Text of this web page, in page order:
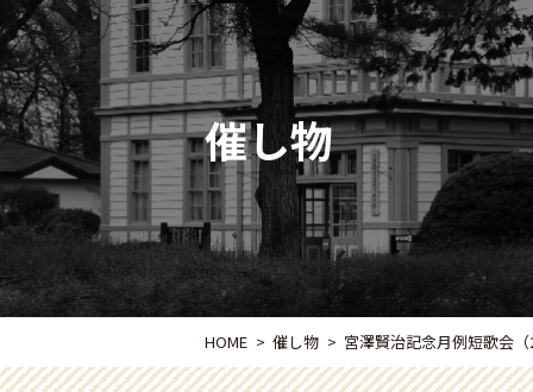
催し物
HOME 催し物 宮澤賢治記念月例短歌会（